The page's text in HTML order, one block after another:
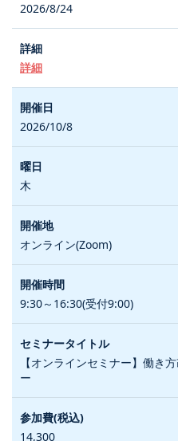
2026/8/24
詳細
2026/10/8
木
オンライン(Zoom)
9:30～16:30(受付9:00)
【オンラインセミナー】働き
ー
14,300